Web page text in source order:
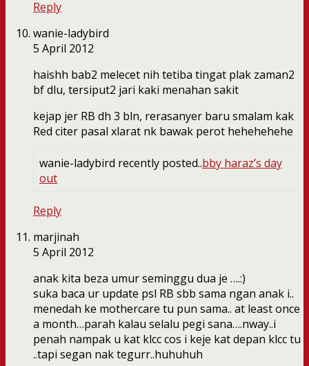
Reply
wanie-ladybird
5 April 2012
haishh bab2 melecet nih tetiba tingat plak zaman2
bf dlu, tersiput2 jari kaki menahan sakit
kejap jer RB dh 3 bln, rerasanyer baru smalam kak
Red citer pasal xlarat nk bawak perot hehehehehe
wanie-ladybird recently posted..bby haraz’s day
out
Reply
marjinah
5 April 2012
anak kita beza umur seminggu dua je ….:)
suka baca ur update psl RB sbb sama ngan anak i..
menedah ke mothercare tu pun sama.. at least once
a month…parah kalau selalu pegi sana….nway..i
penah nampak u kat klcc cos i keje kat depan klcc tu
..tapi segan nak tegurr..huhuhuh